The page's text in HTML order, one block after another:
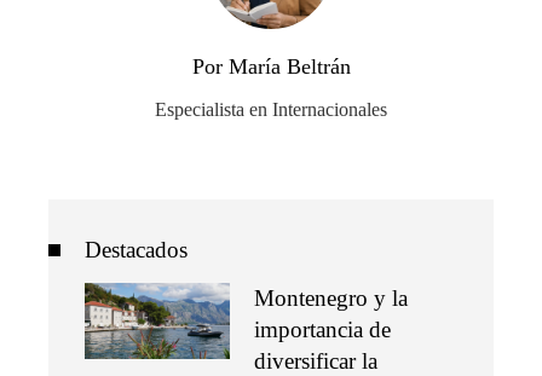
Por María Beltrán
Especialista en Internacionales
Destacados
Montenegro y la
importancia de
diversificar la